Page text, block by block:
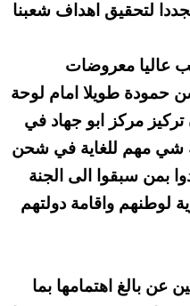
لتحقيق اهداف شعبنا
عاليا معروضات
حمودة طويلا امام لوحة
مركز ابو جهاد في
شي مهم للغاية في شحن
بمن سبقوا الى الجنة
لوطنهم واقامة دولتهم
عن بالغ اهتمامها بما